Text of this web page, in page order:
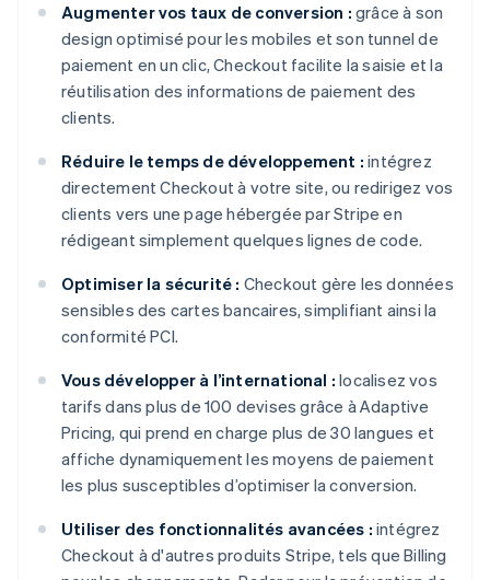
Augmenter vos taux de conversion : grâce à son
design optimisé pour les mobiles et son tunnel de
paiement en un clic, Checkout facilite la saisie et la
réutilisation des informations de paiement des
clients.
Réduire le temps de développement : intégrez
directement Checkout à votre site, ou redirigez vos
clients vers une page hébergée par Stripe en
rédigeant simplement quelques lignes de code.
Optimiser la sécurité : Checkout gère les données
sensibles des cartes bancaires, simplifiant ainsi la
conformité PCI.
Vous développer à l’international : localisez vos
tarifs dans plus de 100 devises grâce à Adaptive
Pricing, qui prend en charge plus de 30 langues et
affiche dynamiquement les moyens de paiement
les plus susceptibles d’optimiser la conversion.
Utiliser des fonctionnalités avancées : intégrez
Checkout à d'autres produits Stripe, tels que Billing